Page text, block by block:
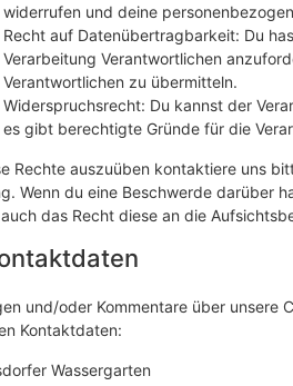
widerrufen und deine
Recht auf Datenübertragbarkeit: Du
Verarbeitung Verantwortlichen
Verantwortlichen zu übermitteln.
Widerspruchsrecht: Du kannst der
es gibt berechtigte Gründe für die
Rechte auszuüben kontaktiere uns
Wenn du eine Beschwerde darüber
das Recht diese an die
und/oder Kommentare über unsere
Kontaktdaten:
Wassergarten